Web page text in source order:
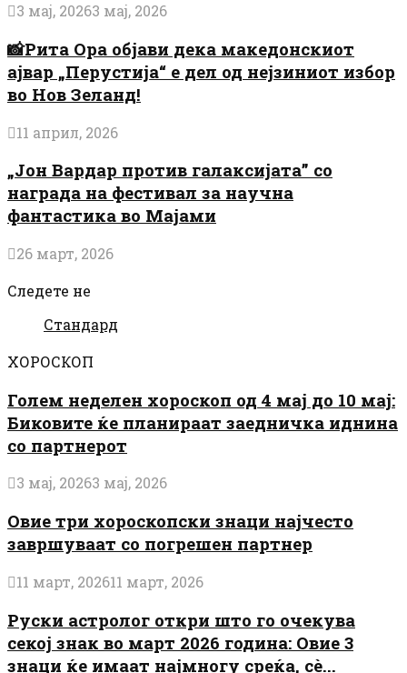
3 мај, 20263 мај, 2026
📸Рита Ора објави дека македонскиот
ајвар „Перустија“ е дел од нејзиниот избор
во Нов Зеланд!
11 април, 2026
„Јон Вардар против галаксијата” со
награда на фестивал за научна
фантастика во Мајами
26 март, 2026
Следете не
Стандард
ХОРОСКОП
Голем неделен хороскоп од 4 мај до 10 мај:
Биковите ќе планираат заедничка иднина
со партнерот
3 мај, 20263 мај, 2026
Овие три хороскопски знаци најчесто
завршуваат со погрешен партнер
11 март, 202611 март, 2026
Руски астролог откри што го очекува
секој знак во март 2026 година: Овие 3
знаци ќе имаат најмногу среќа, сè...